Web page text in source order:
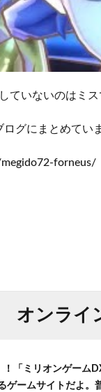
ていないのはミ
グにまとめてい
forneus/
オンライ
！「ミリオンゲーム
ゲームサイトだよ。